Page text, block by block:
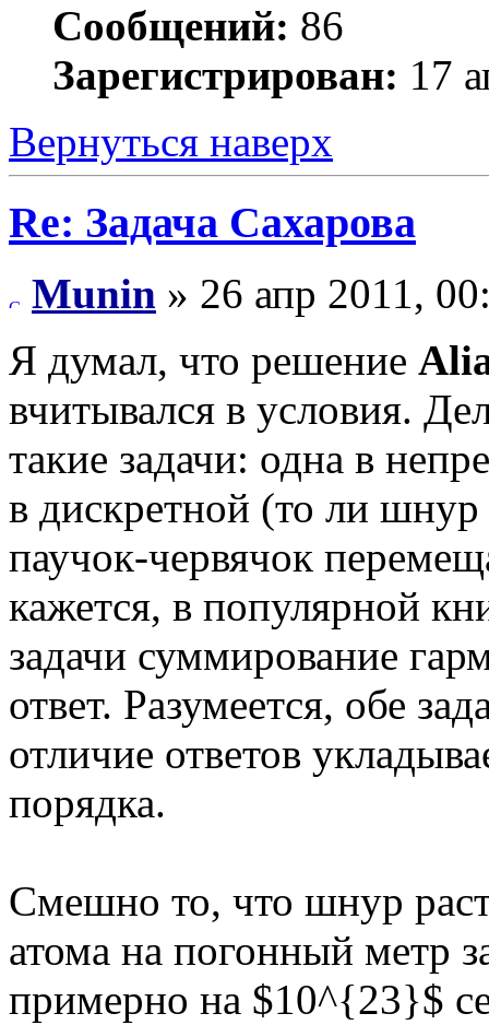
Сообщений: 86
Зарегистрирован: 17
Вернуться наверх
Re: Задача Сахарова
Munin » 26 апр 2011,
Я думал, что решение
вчитывался в условия.
такие задачи: одна в
в дискретной (то ли шнур
паучок-червячок
кажется, в популярной
задачи суммирование
ответ. Разумеется, обе
отличие ответов
порядка.
Смешно то, что шнур
атома на погонный метр
примерно на $10^{23}$